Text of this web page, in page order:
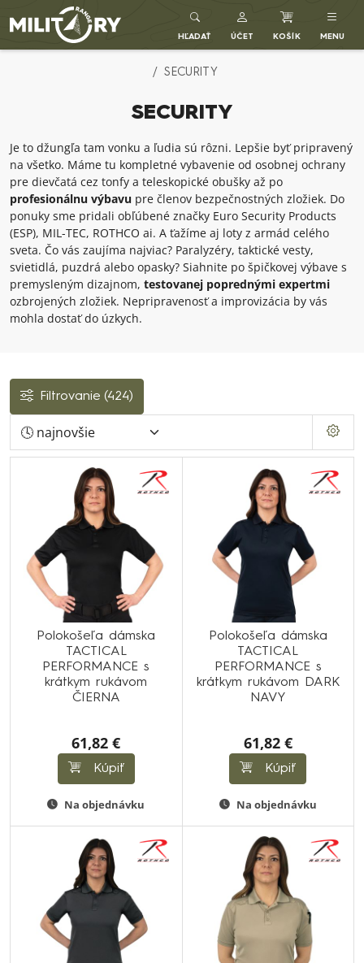
Army shop MILITARY RANGE SK
HĽADAŤ ÚČET KOŠÍK MENU
SECURITY
SECURITY
Je to džungľa tam vonku a ľudia sú rôzni. Lepšie byť pripravený
na všetko. Máme tu kompletné vybavenie od osobnej ochrany
pre dievčatá cez tonfy a teleskopické obušky až po
profesionálnu výbavu pre členov bezpečnostných zložiek. Do
ponuky sme pridali obľúbené značky Euro Security Products
(ESP), MIL-TEC, ROTHCO ai. A ťažíme aj loty z armád celého
sveta. Čo vás zaujíma najviac? Paralyzéry, taktické vesty,
svietidlá, puzdrá alebo opasky? Siahnite po špičkovej výbave s
premysleným dizajnom, testovanej poprednými expertmi
ozbrojených zložiek. Nepripravenosť a improvizácia by vás
mohla dostať do úzkych.
Filtrovanie (424)
Polokošeľa dámska
TACTICAL
PERFORMANCE s
krátkym rukávom
ČIERNA
61,82 €
Kúpiť
Na objednávku
Polokošeľa dámska
TACTICAL
PERFORMANCE s
krátkym rukávom DARK
NAVY
61,82 €
Kúpiť
Na objednávku